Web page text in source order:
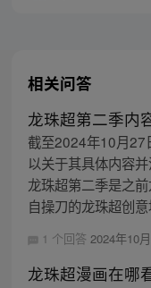
相关问答
龙珠超第二季内
截至2024年10月27
以关于其具体内容
龙珠超第二季是之
自操刀的龙珠超创
1 个回答 2024年10
龙珠超漫画在哪